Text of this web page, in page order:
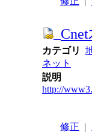
カテゴリ
ネット
説明
http://
修正 |